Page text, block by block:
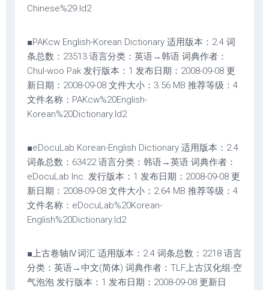
Chinese%29.ld2
■PAKcw English-Korean Dictionary 适用版本：2.4 词
条总数：23513 语言分类：英语→韩语 词典作者：
Chul-woo Pak 发行版本：1 发布日期：2008-09-08 更
新日期：2008-09-08 文件大小：3.56 MB 推荐等级：4
文件名称：PAKcw%20English-
Korean%20Dictionary.ld2
■eDocuLab Korean-English Dictionary 适用版本：2.4
词条总数：63422 语言分类：韩语→英语 词典作者：
eDocuLab Inc. 发行版本：1 发布日期：2008-09-08 更
新日期：2008-09-08 文件大小：2.64 MB 推荐等级：4
文件名称：eDocuLab%20Korean-
English%20Dictionary.ld2
■上古卷轴Ⅳ词汇 适用版本：2.4 词条总数：2218 语言
分类：英语→中文(简体) 词典作者：TLF上古汉化组-空
气泡泡 发行版本：1 发布日期：2008-09-08 更新日